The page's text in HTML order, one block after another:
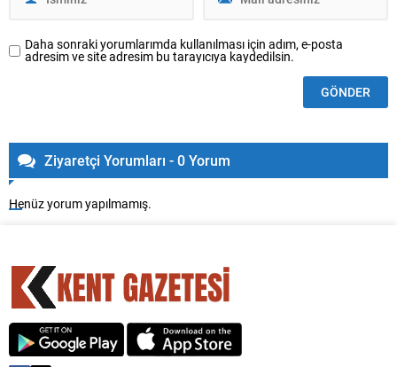
Daha sonraki yorumlarımda kullanılması için adım, e-posta
adresim ve site adresim bu tarayıcıya kaydedilsin.
Ziyaretçi Yorumları - 0 Yorum
Henüz yorum yapılmamış.